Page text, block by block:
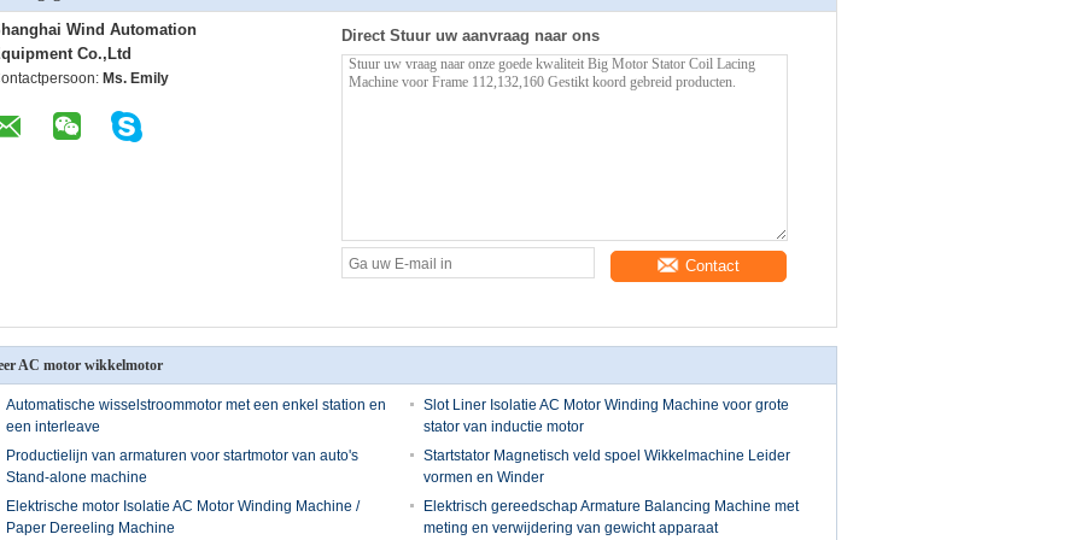
Wind Automation
Co.,Ltd
Ms. Emily
Direct Stuur uw aanvraag naar ons
Contact
AC motor wikkelmotor
Automatische wisselstroommotor met een enkel station en
een interleave
Slot Liner Isolatie AC Motor Winding Machine voor grote
stator van inductie motor
Productielijn van armaturen voor startmotor van auto's
Stand-alone machine
Startstator Magnetisch veld spoel Wikkelmachine Leider
vormen en Winder
Elektrische motor Isolatie AC Motor Winding Machine /
Paper Dereeling Machine
Elektrisch gereedschap Armature Balancing Machine met
meting en verwijdering van gewicht apparaat